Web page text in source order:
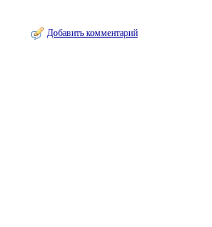
Добавить комментарий